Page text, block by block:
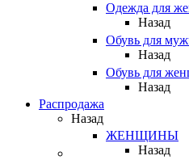
Одежда для
Назад
Обувь для
Назад
Обувь для
Назад
Распродажа
Назад
ЖЕНЩИНЫ
Назад